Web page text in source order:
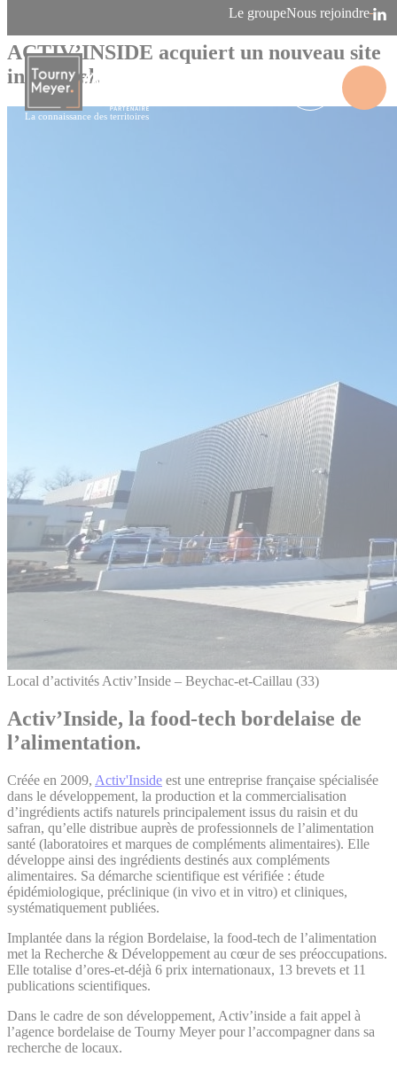
Le groupeNous rejoindre
La connaissance des territoires
ACTIV’INSIDE acquiert un nouveau site
industriel.
Local d’activités Activ’Inside – Beychac-et-Caillau (33)
Activ’Inside, la food-tech bordelaise de
l’alimentation.
Créée en 2009, Activ'Inside est une entreprise française spécialisée
dans le développement, la production et la commercialisation
d’ingrédients actifs naturels principalement issus du raisin et du
safran, qu’elle distribue auprès de professionnels de l’alimentation
santé (laboratoires et marques de compléments alimentaires). Elle
développe ainsi des ingrédients destinés aux compléments
alimentaires. Sa démarche scientifique est vérifiée : étude
épidémiologique, préclinique (in vivo et in vitro) et cliniques,
systématiquement publiées.
Implantée dans la région Bordelaise, la food-tech de l’alimentation
met la Recherche & Développement au cœur de ses préoccupations.
Elle totalise d’ores-et-déjà 6 prix internationaux, 13 brevets et 11
publications scientifiques.
Dans le cadre de son développement, Activ’inside a fait appel à
l’agence bordelaise de Tourny Meyer pour l’accompagner dans sa
recherche de locaux.